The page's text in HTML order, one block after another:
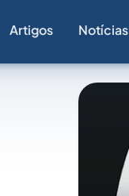
Artigos Notícias